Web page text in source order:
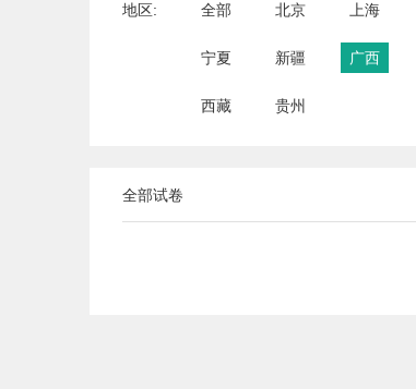
地区: 全部 北京 上海
宁夏 新疆 广西
西藏 贵州
全部试卷